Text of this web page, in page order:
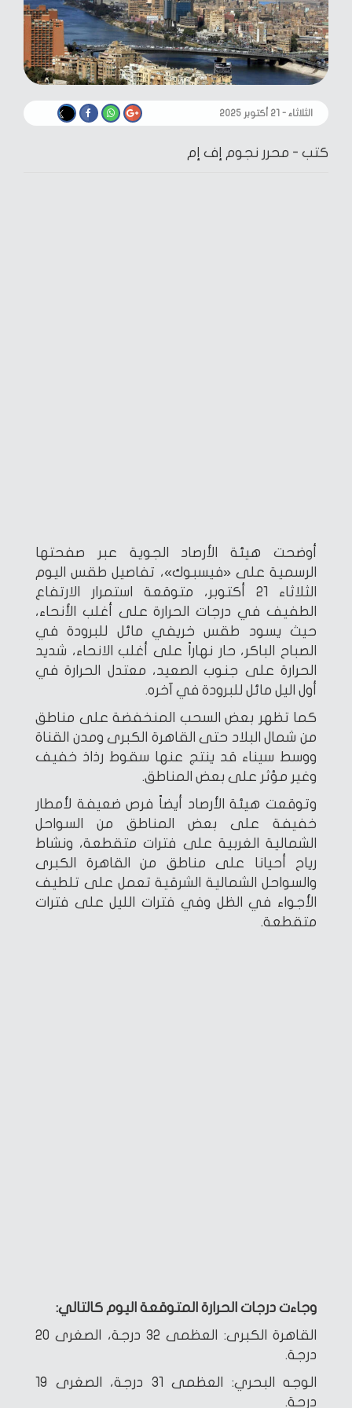
الثلاثاء - ٢١ أكتوبر ٢٠٢٥
كتب - محرر نجوم إف إم
أوضحت هيئة الأرصاد الجوية عبر صفحتها
الرسمية على «فيسبوك»، تفاصيل طقس اليوم
الثلاثاء 21 أكتوبر، متوقعة استمرار الارتفاع
الطفيف في درجات الحرارة على أغلب الأنحاء،
حيث يسود طقس خريفي مائل للبرودة في
الصباح الباكر، حار نهاراً على أغلب الانحاء، شديد
الحرارة على جنوب الصعيد، معتدل الحرارة في
أول اليل مائل للبرودة في آخره.
كما تظهر بعض السحب المنخفضة على مناطق
من شمال البلاد حتى القاهرة الكبرى ومدن القناة
ووسط سيناء قد ينتج عنها سقوط رذاذ خفيف
وغير مؤثر على بعض المناطق.
وتوقعت هيئة الأرصاد أيضاً فرص ضعيفة لأمطار
خفيفة على بعض المناطق من السواحل
الشمالية الغربية على فترات متقطعة، ونشاط
رياح أحيانا على مناطق من القاهرة الكبرى
والسواحل الشمالية الشرقية تعمل على تلطيف
الأجواء في الظل وفي فترات الليل على فترات
متقطعة.
وجاءت درجات الحرارة المتوقعة اليوم كالتالي:
القاهرة الكبرى: العظمى 32 درجة، الصغرى 20
درجة.
الوجه البحري: العظمى 31 درجة، الصغرى 19
درجة.